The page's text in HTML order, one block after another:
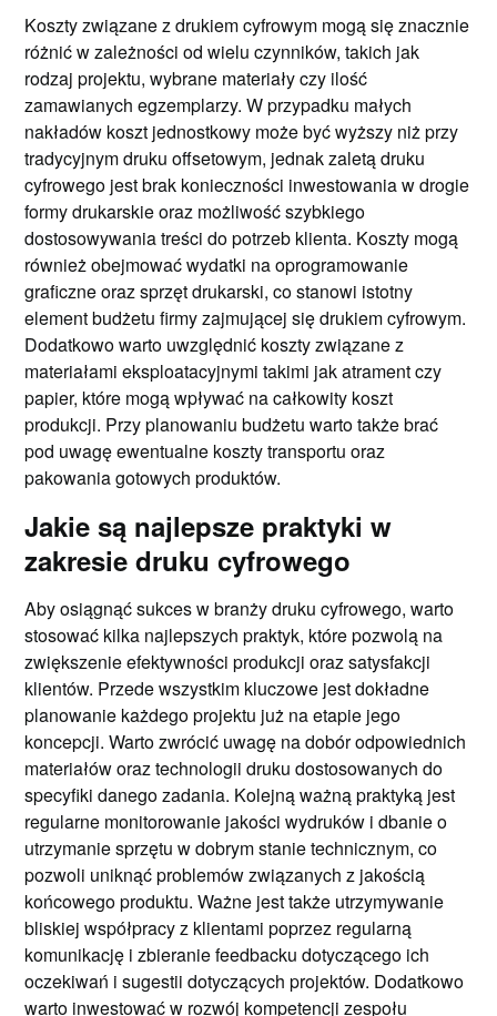
Koszty związane z drukiem cyfrowym mogą się znacznie
różnić w zależności od wielu czynników, takich jak
rodzaj projektu, wybrane materiały czy ilość
zamawianych egzemplarzy. W przypadku małych
nakładów koszt jednostkowy może być wyższy niż przy
tradycyjnym druku offsetowym, jednak zaletą druku
cyfrowego jest brak konieczności inwestowania w drogie
formy drukarskie oraz możliwość szybkiego
dostosowywania treści do potrzeb klienta. Koszty mogą
również obejmować wydatki na oprogramowanie
graficzne oraz sprzęt drukarski, co stanowi istotny
element budżetu firmy zajmującej się drukiem cyfrowym.
Dodatkowo warto uwzględnić koszty związane z
materiałami eksploatacyjnymi takimi jak atrament czy
papier, które mogą wpływać na całkowity koszt
produkcji. Przy planowaniu budżetu warto także brać
pod uwagę ewentualne koszty transportu oraz
pakowania gotowych produktów.
Jakie są najlepsze praktyki w
zakresie druku cyfrowego
Aby osiągnąć sukces w branży druku cyfrowego, warto
stosować kilka najlepszych praktyk, które pozwolą na
zwiększenie efektywności produkcji oraz satysfakcji
klientów. Przede wszystkim kluczowe jest dokładne
planowanie każdego projektu już na etapie jego
koncepcji. Warto zwrócić uwagę na dobór odpowiednich
materiałów oraz technologii druku dostosowanych do
specyfiki danego zadania. Kolejną ważną praktyką jest
regularne monitorowanie jakości wydruków i dbanie o
utrzymanie sprzętu w dobrym stanie technicznym, co
pozwoli uniknąć problemów związanych z jakością
końcowego produktu. Ważne jest także utrzymywanie
bliskiej współpracy z klientami poprzez regularną
komunikację i zbieranie feedbacku dotyczącego ich
oczekiwań i sugestii dotyczących projektów. Dodatkowo
warto inwestować w rozwój kompetencji zespołu